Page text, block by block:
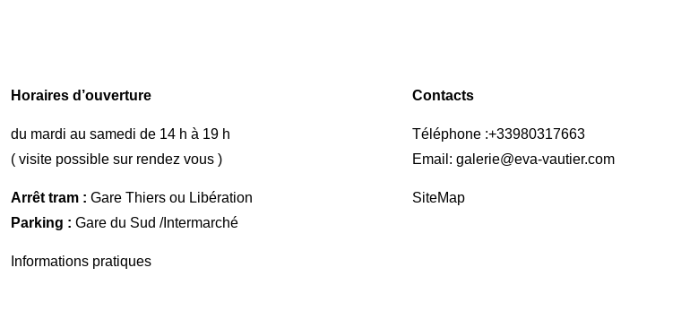
Horaires d’ouverture
du mardi au samedi de 14 h à 19 h
( visite possible sur rendez vous )
Arrêt tram : Gare Thiers ou Libération
Parking : Gare du Sud /Intermarché
Informations pratiques
Contacts
Téléphone :+33980317663
Email: galerie@eva-vautier.com
SiteMap